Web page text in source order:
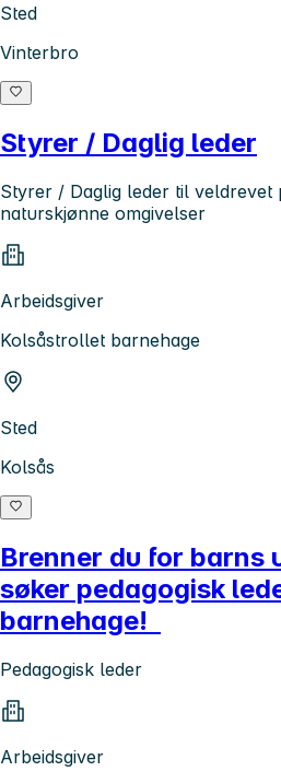
Sted
Vinterbro
Styrer / Daglig leder
Styrer / Daglig leder til veldrevet
naturskjønne omgivelser
Arbeidsgiver
Kolsåstrollet barnehage
Sted
Kolsås
Brenner du for barns
søker pedagogisk
barnehage!
Pedagogisk leder
Arbeidsgiver